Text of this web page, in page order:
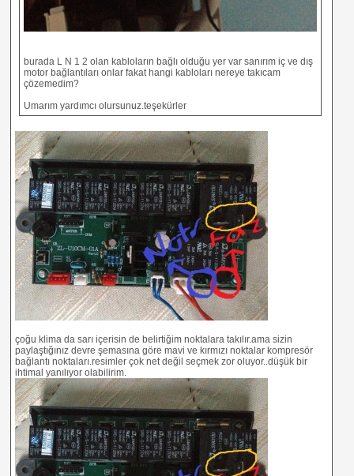
burada L N 1 2 olan kabloların bağlı olduğu yer var sanırım iç ve dış
motor bağlantıları onlar fakat hangi kabloları nereye takıcam
çözemedim?
Umarım yardımcı olursunuz.teşekürler
çoğu klima da sarı içerisin de belirtiğim noktalara takılır.ama sizin
paylaştığınız devre şemasına göre mavi ve kırmızı noktalar kompresör
bağlantı noktaları.resimler çok net değil seçmek zor oluyor..düşük bir
ihtimal yanılıyor olabilirim.